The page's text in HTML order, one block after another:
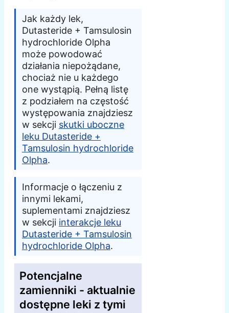
Jak każdy lek,
Dutasteride + Tamsulosin
hydrochloride Olpha
może powodować
działania niepożądane,
chociaż nie u każdego
one wystąpią. Pełną listę
z podziałem na częstość
występowania znajdziesz
w sekcji skutki uboczne
leku Dutasteride +
Tamsulosin hydrochloride
Olpha.
Informacje o łączeniu z
innymi lekami,
suplementami znajdziesz
w sekcji interakcje leku
Dutasteride + Tamsulosin
hydrochloride Olpha.
Potencjalne
zamienniki - aktualnie
dostępne leki z tymi